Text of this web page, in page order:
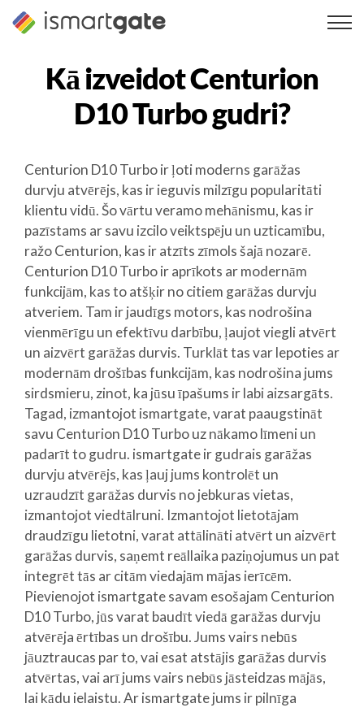
Pāriet
Kā izveidotCenturion
D10 Turbogudri?
Centurion D10 Turbo ir ļoti moderns garāžas
durvju atvērējs, kas ir ieguvis milzīgu popularitāti
klientu vidū. Šo vārtu veramo mehānismu, kas ir
pazīstams ar savu izcilo veiktspēju un uzticamību,
ražo Centurion, kas ir atzīts zīmols šajā nozarē.
Centurion D10 Turbo ir aprīkots ar modernām
funkcijām, kas to atšķir no citiem garāžas durvju
atveriem. Tam ir jaudīgs motors, kas nodrošina
vienmērīgu un efektīvu darbību, ļaujot viegli atvērt
un aizvērt garāžas durvis. Turklāt tas var lepoties ar
modernām drošības funkcijām, kas nodrošina jums
sirdsmieru, zinot, ka jūsu īpašums ir labi aizsargāts.
Tagad, izmantojot ismartgate, varat paaugstināt
savu Centurion D10 Turbo uz nākamo līmeni un
padarīt to gudru. ismartgate ir gudrais garāžas
durvju atvērējs, kas ļauj jums kontrolēt un
uzraudzīt garāžas durvis no jebkuras vietas,
izmantojot viedtālruni. Izmantojot lietotājam
draudzīgu lietotni, varat attālināti atvērt un aizvērt
garāžas durvis, saņemt reāllaika paziņojumus un pat
integrēt tās ar citām viedajām mājas ierīcēm.
Pievienojot ismartgate savam esošajam Centurion
D10 Turbo, jūs varat baudīt viedā garāžas durvju
atvērēja ērtības un drošību. Jums vairs nebūs
jāuztraucas par to, vai esat atstājis garāžas durvis
atvērtas, vai arī jums vairs nebūs jāsteidzas mājās,
lai kādu ielaistu. Ar ismartgate jums ir pilnīga